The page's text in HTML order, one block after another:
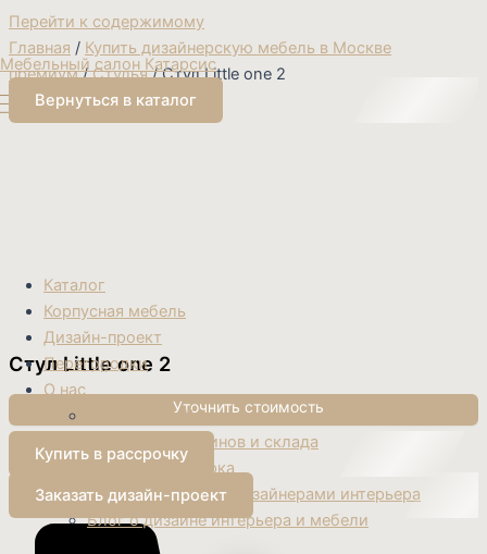
Перейти к содержимому
Мебельный салон Катарсис
Каталог
Корпусная мебель
Дизайн-проект
Перегородки
О нас
О компании Катарсис
Контакты магазинов и склада
Доставка и сборка
Сотрудничество с дизайнерами интерьера
Блог о дизайне интерьера и мебели
Главная / Купить дизайнерскую мебель в Москве
премиум/Стулья/ Стул Little one 2
Вернуться в каталог
Стул Little one 2
Купить в рассрочку
Заказать дизайн-проект